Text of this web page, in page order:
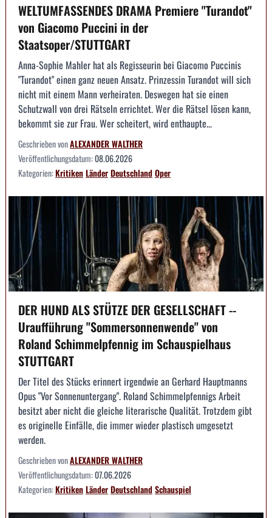
WELTUMFASSENDES DRAMA Premiere "Turandot"
von Giacomo Puccini in der
Staatsoper/STUTTGART
Anna-Sophie Mahler hat als Regisseurin bei Giacomo Puccinis
"Turandot" einen ganz neuen Ansatz. Prinzessin Turandot will sich
nicht mit einem Mann verheiraten. Deswegen hat sie einen
Schutzwall von drei Rätseln errichtet. Wer die Rätsel lösen kann,
bekommt sie zur Frau. Wer scheitert, wird enthaupte...
Geschrieben vonALEXANDER WALTHER
Veröffentlichungsdatum:08.06.2026
Kategorien:KritikenLänderDeutschlandOper
DER HUND ALS STÜTZE DER GESELLSCHAFT --
Uraufführung "Sommersonnenwende" von
Roland Schimmelpfennig im Schauspielhaus
STUTTGART
Der Titel des Stücks erinnert irgendwie an Gerhard Hauptmanns
Opus "Vor Sonnenuntergang". Roland Schimmelpfennigs Arbeit
besitzt aber nicht die gleiche literarische Qualität. Trotzdem gibt
es originelle Einfälle, die immer wieder plastisch umgesetzt
werden.
Geschrieben vonALEXANDER WALTHER
Veröffentlichungsdatum:07.06.2026
Kategorien:KritikenLänderDeutschlandSchauspiel